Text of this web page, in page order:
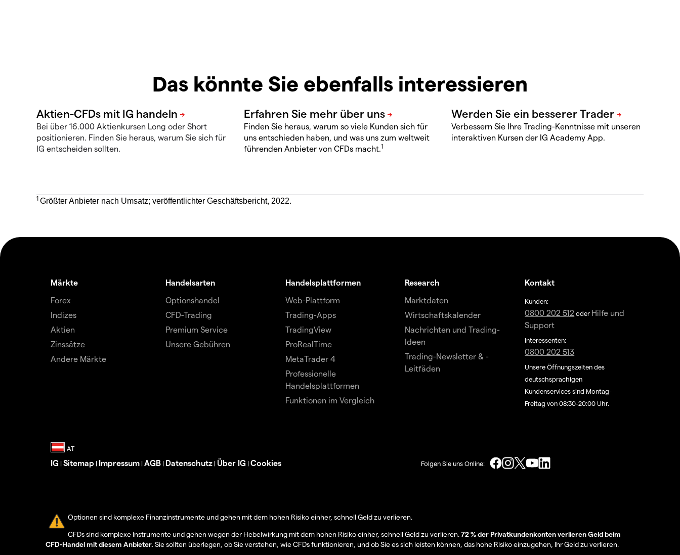
Das könnte Sie ebenfalls interessieren
Bei über 16.000 Aktienkursen Long oder Short
positionieren. Finden Sie heraus, warum Sie sich für
IG entscheiden sollten.
Finden Sie heraus, warum so viele Kunden sich für
uns entschieden haben, und was uns zum weltweit
führenden Anbieter von CFDs macht.1
Verbessern Sie Ihre Trading-Kenntnisse mit unseren
interaktiven Kursen der IG Academy App.
1 Größter Anbieter nach Umsatz; veröffentlichter Geschäftsbericht, 2022.
Märkte
Forex
Indizes
Aktien
Zinssätze
Andere Märkte
Handelsarten
Optionshandel
CFD-Trading
Premium Service
Unsere Gebühren
Handelsplattformen
Web-Plattform
Trading-Apps
TradingView
ProRealTime
MetaTrader 4
Professionelle
Handelsplattformen
Funktionen im Vergleich
Research
Marktdaten
Wirtschaftskalender
Nachrichten und Trading-
Ideen
Trading-Newsletter & -
Leitfäden
Kontakt
Kunden:
0800 202 512 oder Hilfe und
Support
Interessenten:
0800 202 513
Unsere Öffnungszeiten des
deutschsprachigen
Kundenservices sind Montag-
Freitag von 08:30-20:00 Uhr.
IG | Sitemap | Impressum | AGB | Datenschutz | Über IG | Cookies Folgen Sie uns Online:
Optionen sind komplexe Finanzinstrumente und gehen mit dem hohen Risiko einher, schnell Geld zu verlieren.
CFDs sind komplexe Instrumente und gehen wegen der Hebelwirkung mit dem hohen Risiko einher, schnell Geld zu verlieren.72 % der Privatkundenkonten verlieren Geld beim
CFD-Handel mit diesem Anbieter. Sie sollten überlegen, ob Sie verstehen, wie CFDs funktionieren, und ob Sie es sich leisten können, das hohe Risiko einzugehen, Ihr Geld zu verlieren.